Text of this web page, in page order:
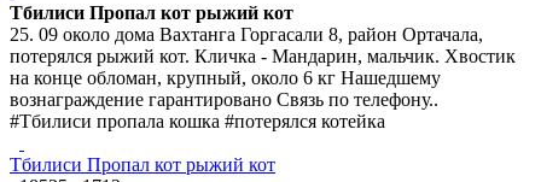
Тбилиси Пропал кот рыжий кот
25. 09 около дома Вахтанга Горгасали 8, район Ортачала,
потерялся рыжий кот. Кличка - Мандарин, мальчик. Хвостик
на конце обломан, крупный, около 6 кг Нашедшему
вознаграждение гарантировано Связь по телефону..
#Тбилиси пропала кошка #потерялся котейка
Тбилиси Пропал кот рыжий кот